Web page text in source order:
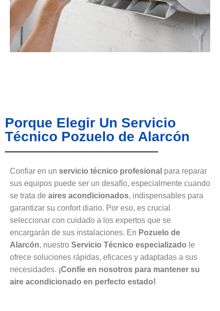
Porque Elegir Un Servicio
Técnico Pozuelo de Alarcón
Confiar en un servicio técnico profesional para reparar
sus equipos puede ser un desafío, especialmente cuando
se trata de aires acondicionados, indispensables para
garantizar su confort diario. Por eso, es crucial
seleccionar con cuidado a los expertos que se
encargarán de sus instalaciones. En Pozuelo de
Alarcón, nuestro Servicio Técnico especializado le
ofrece soluciones rápidas, eficaces y adaptadas a sus
necesidades. ¡Confíe en nosotros para mantener su
aire acondicionado en perfecto estado!